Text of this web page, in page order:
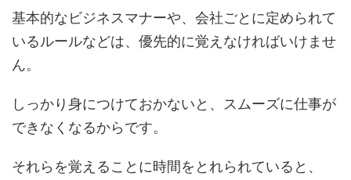
基本的なビジネスマナーや、会社ごとに定められて
いるルールなどは、優先的に覚えなければいけませ
ん。
しっかり身につけておかないと、スムーズに仕事が
できなくなるからです。
それらを覚えることに時間をとれられていると、